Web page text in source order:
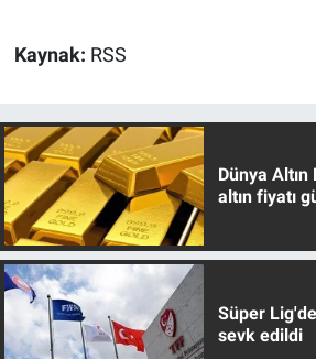
Kaynak: RSS
Dünya
altın fiyatı
Süper
sevk edildi